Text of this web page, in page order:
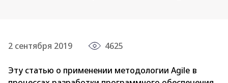
2 сентября 2019 4625
Эту статью о применении методологии Agile в